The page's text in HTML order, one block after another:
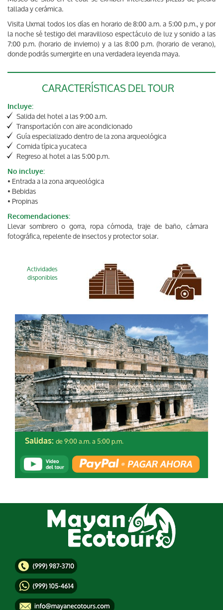
tallada y cerámica.
Visita Uxmal todos los días en horario de 8:00 a.m. a 5:00 p.m., y por
la noche sé testigo del maravilloso espectáculo de luz y sonido a las
7:00 p.m. (horario de invierno) y a las 8:00 p.m. (horario de verano),
donde podrás sumergirte en una verdadera leyenda maya.
CARACTERÍSTICAS DEL TOUR
Incluye:
Salida del hotel a las 9:00 a.m.
Transportación con aire acondicionado
Guía especializado dentro de la zona arqueológica
Comida típica yucateca
Regreso al hotel a las 5:00 p.m.
No incluye:
• Entrada a la zona arqueológica
• Bebidas
• Propinas
Recomendaciones:
Llevar sombrero o gorra, ropa cómoda, traje de baño, cámara
fotográfica, repelente de insectos y protector solar.
Actividades
disponibles
Salidas: de 9:00 a.m. a 5:00 p.m.